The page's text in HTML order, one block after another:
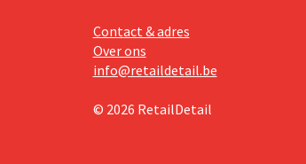
Contact & adres
Over ons
info@retaildetail.be
© 2026 RetailDetail